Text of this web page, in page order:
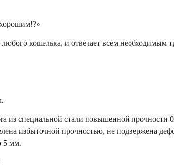
кошелька, и отвечает всем необходимым
из специальной стали повышенной
избыточной прочностью, не подвержена
5 мм.